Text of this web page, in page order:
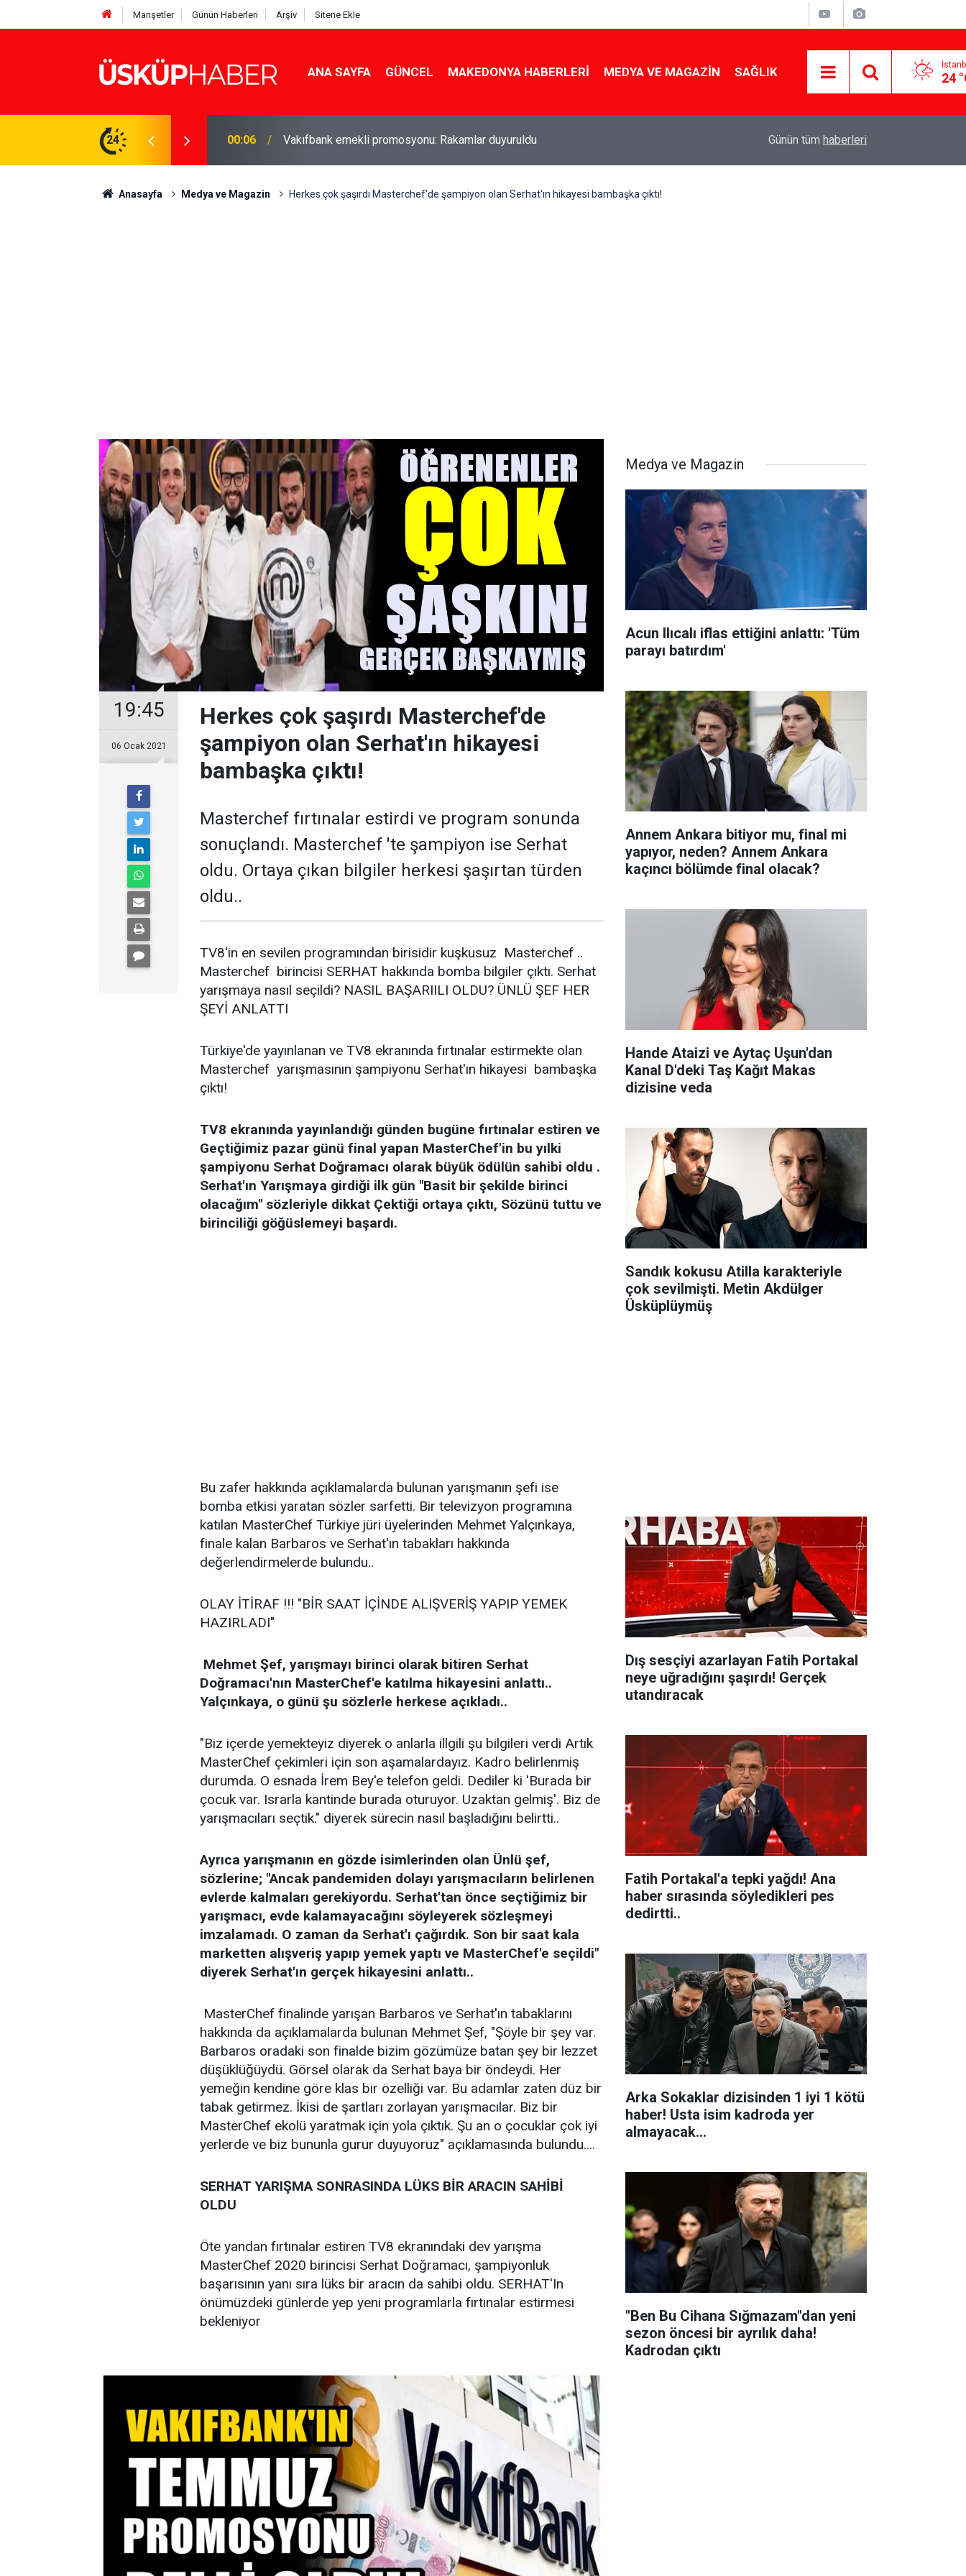
Manşetler Günün Haberleri Arşiv Sitene Ekle
ANA SAYFA GÜNCEL MAKEDONYA HABERLERI MEDYA VE MAGAZIN SAĞLIK 24
24 19:21 Gözde oldu! Hem köy hem mahalle hayatı iç içe! İzmir'deki doğal semt
yapmanın sırrı
Günün tüm haberleri
Anasayfa Medya ve Magazin Herkes çok şaşırdı Masterchef'de şampiyon olan Serhat'ın hikayesi bambaşka çıktı!
19:45
06 Ocak 2021
Herkes çok şaşırdı Masterchef'de
şampiyon olan Serhat'ın hikayesi
bambaşka çıktı!
Masterchef fırtınalar estirdi ve program sonunda
sonuçlandı. Masterchef 'te şampiyon ise Serhat
oldu. Ortaya çıkan bilgiler herkesi şaşırtan türden
oldu..
TV8'in en sevilen programından birisidir kuşkusuz Masterchef ..
Masterchef birincisi SERHAT hakkında bomba bilgiler çıktı. Serhat
yarışmaya nasıl seçildi? NASIL BAŞARIILI OLDU? ÜNLÜ ŞEF HER
ŞEYİ ANLATTI
Türkiye'de yayınlanan ve TV8 ekranında fırtınalar estirmekte olan
Masterchef yarışmasının şampiyonu Serhat'ın hikayesi bambaşka
çıktı!
TV8 ekranında yayınlandığı günden bugüne fırtınalar estiren ve
Geçtiğimiz pazar günü final yapan MasterChef'in bu yılki
şampiyonu Serhat Doğramacı olarak büyük ödülün sahibi oldu .
Serhat'ın Yarışmaya girdiği ilk gün "Basit bir şekilde birinci
olacağım" sözleriyle dikkat Çektiği ortaya çıktı, Sözünü tuttu ve
birinciliği göğüslemeyi başardı.
Bu zafer hakkında açıklamalarda bulunan yarışmanın şefi ise
bomba etkisi yaratan sözler sarfetti. Bir televizyon programına
katılan MasterChef Türkiye jüri üyelerinden Mehmet Yalçınkaya,
finale kalan Barbaros ve Serhat'ın tabakları hakkında
değerlendirmelerde bulundu..
OLAY İTİRAF !!! "BİR SAAT İÇİNDE ALIŞVERİŞ YAPIP YEMEK
HAZIRLADI"
Mehmet Şef, yarışmayı birinci olarak bitiren Serhat
Doğramacı'nın MasterChef'e katılma hikayesini anlattı..
Yalçınkaya, o günü şu sözlerle herkese açıkladı..
"Biz içerde yemekteyiz diyerek o anlarla illgili şu bilgileri verdi Artık
MasterChef çekimleri için son aşamalardayız. Kadro belirlenmiş
durumda. O esnada İrem Bey'e telefon geldi. Dediler ki 'Burada bir
çocuk var. Israrla kantinde burada oturuyor. Uzaktan gelmiş'. Biz de
yarışmacıları seçtik." diyerek sürecin nasıl başladığını belirtti..
Ayrıca yarışmanın en gözde isimlerinden olan Ünlü şef,
sözlerine; "Ancak pandemiden dolayı yarışmacıların belirlenen
evlerde kalmaları gerekiyordu. Serhat'tan önce seçtiğimiz bir
yarışmacı, evde kalamayacağını söyleyerek sözleşmeyi
imzalamadı. O zaman da Serhat'ı çağırdık. Son bir saat kala
marketten alışveriş yapıp yemek yaptı ve MasterChef'e seçildi"
diyerek Serhat'ın gerçek hikayesini anlattı..
MasterChef finalinde yarışan Barbaros ve Serhat'ın tabaklarını
hakkında da açıklamalarda bulunan Mehmet Şef, "Şöyle bir şey var.
Barbaros oradaki son finalde bizim gözümüze batan şey bir lezzet
düşüklüğüydü. Görsel olarak da Serhat baya bir öndeydi. Her
yemeğin kendine göre klas bir özelliği var. Bu adamlar zaten düz bir
tabak getirmez. İkisi de şartları zorlayan yarışmacılar. Biz bir
MasterChef ekolü yaratmak için yola çıktık. Şu an o çocuklar çok iyi
yerlerde ve biz bununla gurur duyuyoruz" açıklamasında bulundu....
SERHAT YARIŞMA SONRASINDA LÜKS BİR ARACIN SAHİBİ
OLDU
Öte yandan fırtınalar estiren TV8 ekranındaki dev yarışma
MasterChef 2020 birincisi Serhat Doğramacı, şampiyonluk
başarısının yanı sıra lüks bir aracın da sahibi oldu. SERHAT'In
önümüzdeki günlerde yep yeni programlarla fırtınalar estirmesi
bekleniyor
Medya ve Magazin
Acun Ilıcalı iflas ettiğini anlattı: 'Tüm
parayı batırdım'
Annem Ankara bitiyor mu, final mi
yapıyor, neden? Annem Ankara
kaçıncı bölümde final olacak?
Hande Ataizi ve Aytaç Uşun'dan
Kanal D'deki Taş Kağıt Makas
dizisine veda
Sandık kokusu Atilla karakteriyle
çok sevilmişti. Metin Akdülger
Üsküplüymüş
Dış sesçiyi azarlayan Fatih Portakal
neye uğradığını şaşırdı! Gerçek
utandıracak
Fatih Portakal'a tepki yağdı! Ana
haber sırasında söyledikleri pes
dedirtti..
Arka Sokaklar dizisinden 1 iyi 1 kötü
haber! Usta isim kadroda yer
almayacak...
"Ben Bu Cihana Sığmazam"dan yeni
sezon öncesi bir ayrılık daha!
Kadrodan çıktı